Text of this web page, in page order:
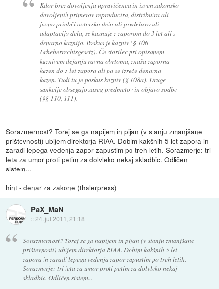
Kdor brez dovoljenja upravičenca in izven zakonsko
dovoljenih primerov reproducira, distribuira ali
javno priobči avtorsko delo ali predelavo ali
adaptacijo dela, se kaznuje z zaporom do 3 let ali z
denarno kaznijo. Poskus je kazniv (§ 106
Urheberrechtsgesetz). Če storilec pri opisanem
kaznivem dejanju ravna obrtoma, znaša zaporna
kazen do 5 let zapora ali pa se izreče denarna
kazen. Tudi tu je poskus kazniv (§ 108a). Druge
sankcije obsegajo zaseg predmetov in objavo sodbe
(§§ 110, 111).
Sorazmernost? Torej se ga napijem in pijan (v stanju zmanjšane
prištevnosti) ubijem direktorja RIAA. Dobim kakšnih 5 let zapora in
zaradi lepega vedenja zapor zapustim po treh letih. Sorazmerje: tri
leta za umor proti petim za dolvleko nekaj skladbic. Odličen
sistem...
hint - denar za zakone (thalerpress)
PaX_MaN
::24. jul 2011, 21:18
Sorazmernost? Torej se ga napijem in pijan (v stanju zmanjšane
prištevnosti) ubijem direktorja RIAA. Dobim kakšnih 5 let
zapora in zaradi lepega vedenja zapor zapustim po treh letih.
Sorazmerje: tri leta za umor proti petim za dolvleko nekaj
skladbic. Odličen sistem...